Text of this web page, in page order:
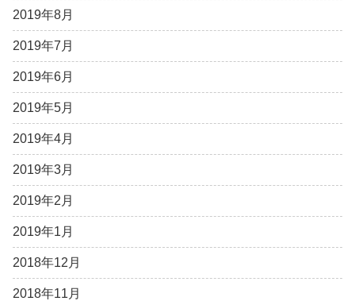
2019年8月
2019年7月
2019年6月
2019年5月
2019年4月
2019年3月
2019年2月
2019年1月
2018年12月
2018年11月